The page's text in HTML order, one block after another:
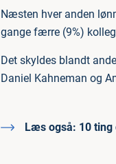
Næsten hver anden
gange færre (9%)
Det skyldes blandt
Daniel Kahneman og
Læs også: 10 ting